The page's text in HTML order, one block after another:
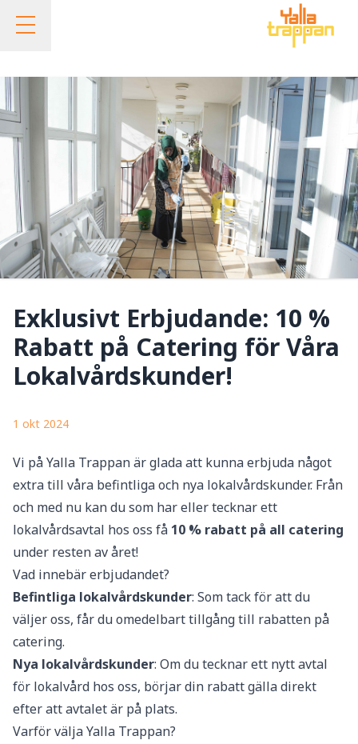
Öppna mobilmenyn
Exklusivt Erbjudande: 10 %
Rabatt på Catering för Våra
Lokalvårdskunder!
1 okt 2024
Vi på Yalla Trappan är glada att kunna erbjuda något
extra till våra befintliga och nya lokalvårdskunder. Från
och med nu kan du som har eller tecknar ett
lokalvårdsavtal hos oss få 10 % rabatt på all catering
under resten av året!
Vad innebär erbjudandet?
Befintliga lokalvårdskunder: Som tack för att du
väljer oss, får du omedelbart tillgång till rabatten på
catering.
Nya lokalvårdskunder: Om du tecknar ett nytt avtal
för lokalvård hos oss, börjar din rabatt gälla direkt
efter att avtalet är på plats.
Varför välja Yalla Trappan?